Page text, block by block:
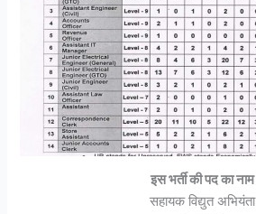
इस भर्ती की पद का नाम
सहायक विद्युत अभियंता